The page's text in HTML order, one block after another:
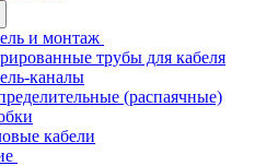
и монтаж
трубы для кабеля
каналы
(распаячные)
кабели